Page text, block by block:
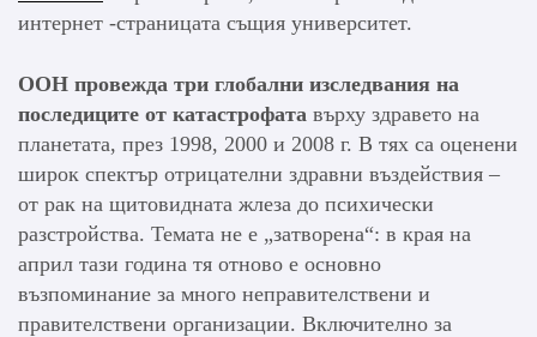
интернет -страницата същия университет.
ООН провежда три глобални изследвания на
последиците от катастрофата върху здравето на
планетата, през 1998, 2000 и 2008 г. В тях са оценени
широк спектър отрицателни здравни въздействия –
от рак на щитовидната жлеза до психически
разстройства. Темата не е „затворена“: в края на
април тази година тя отново е основно
възпоминание за много неправителствени и
правителствени организации. Включително за